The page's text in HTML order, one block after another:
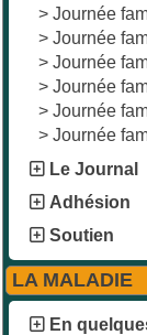
> Journée
> Journée
> Journée
> Journée
> Journée
> Journée
Le Journal
Adhésion
Soutien
LA MALADIE
En